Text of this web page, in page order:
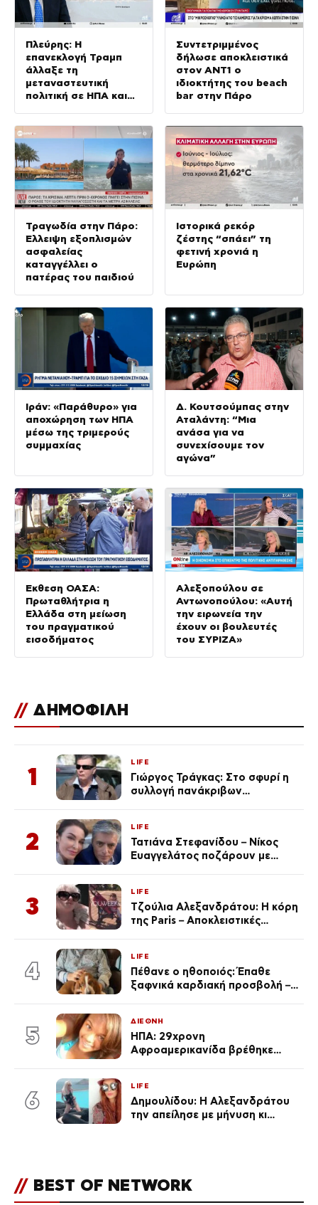
Πλεύρης: Η
επανεκλογή Τραμπ
άλλαξε τη
μεταναστευτική
πολιτική σε ΗΠΑ και
Συντετριμμένος
δήλωσε αποκλειστικά
στον ΑΝΤ1 ο
ιδιοκτήτης του beach
bar στην Πάρο
Τραγωδία στην Πάρο:
Έλλειψη εξοπλισμών
ασφαλείας
καταγγέλλει ο
πατέρας του παιδιού
Ιστορικά ρεκόρ
ζέστης “σπάει” τη
φετινή χρονιά η
Ευρώπη
Ιράν: «Παράθυρο» για
αποχώρηση των ΗΠΑ
μέσω της τριμερούς
συμμαχίας
Δ. Κουτσούμπας στην
Αταλάντη: “Μια
ανάσα για να
συνεχίσουμε τον
αγώνα”
Έκθεση ΟΑΣΑ:
Πρωταθλήτρια η
Ελλάδα στη μείωση
του πραγματικού
εισοδήματος
Αλεξοπούλου σε
Αντωνοπούλου: «Αυτή
την ειρωνεία την
έχουν οι βουλευτές
του ΣΥΡΙΖΑ»
// ΔΗΜΟΦΙΛΗ
1
LIFE
Γιώργος Τράγκας: Στο σφυρί η
συλλογή πανάκριβων
2
LIFE
Τατιάνα Στεφανίδου – Νίκος
Ευαγγελάτος ποζάρουν με
3
LIFE
Τζούλια Αλεξανδράτου: Η κόρη
της Paris – Αποκλειστικές
4
LIFE
Πέθανε ο ηθοποιός: Έπαθε
ξαφνικά καρδιακή προσβολή – Η
5
ΔΙΕΘΝΗ
ΗΠΑ: 29χρονη
Αφροαμερικανίδα βρέθηκε
6
LIFE
Δημουλίδου: Η Αλεξανδράτου
την απείλησε με μήνυση κι
// BEST OF NETWORK